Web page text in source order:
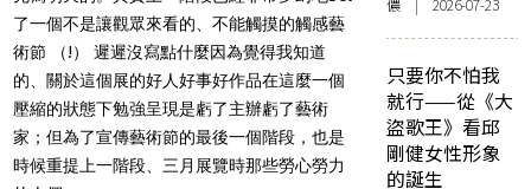
了一個不是讓觀眾來看的、不能觸摸的觸感藝
術節 （!） 遲遲沒寫點什麼因為覺得我知道
的、關於這個展的好人好事好作品在這麼一個
壓縮的狀態下勉強呈現是虧了主辦虧了藝術
家；但為了宣傳藝術節的最後一個階段，也是
時候重提上一階段、三月展覽時那些勞心勞力
儂 | 2026-07-23
只要你不怕我
就行——從《大
盜歌王》看邱
剛健女性形象
的誕生